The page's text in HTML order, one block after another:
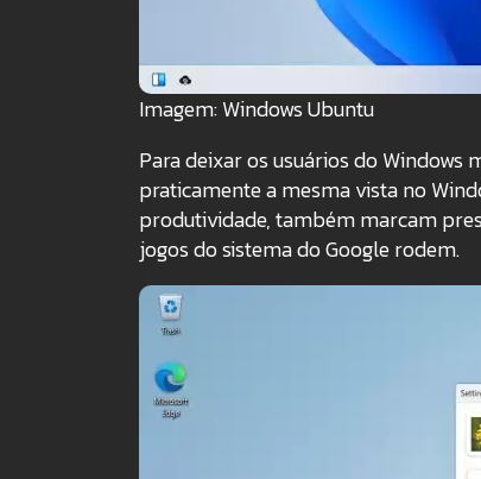
Imagem: Windows Ubuntu
Para deixar os usuários do Windows
praticamente a mesma vista no
produtividade, também marcam
jogos do sistema do Google rodem.